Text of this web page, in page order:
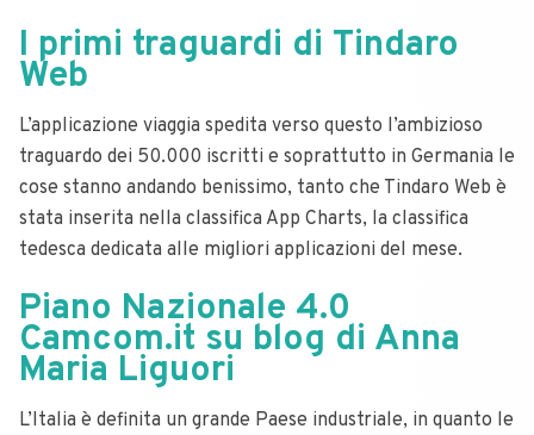
I primi traguardi di Tindaro
Web
L’applicazione viaggia spedita verso questo l’ambizioso
traguardo dei 50.000 iscritti e soprattutto in Germania le
cose stanno andando benissimo, tanto che Tindaro Web è
stata inserita nella classifica App Charts, la classifica
tedesca dedicata alle migliori applicazioni del mese.
Piano Nazionale 4.0
Camcom.it su blog di Anna
Maria Liguori
L’Italia è definita un grande Paese industriale, in quanto le